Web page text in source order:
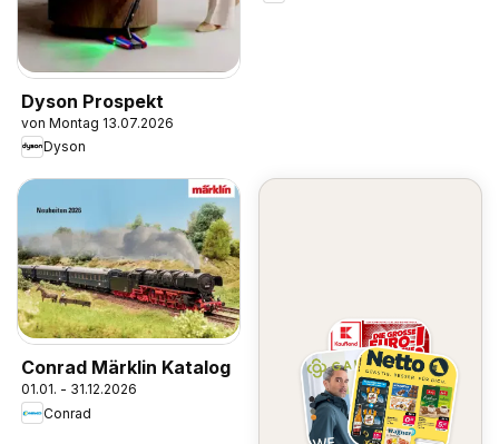
Dyson Prospekt
von Montag 13.07.2026
Dyson
Conrad Märklin Katalog
01.01. - 31.12.2026
Conrad